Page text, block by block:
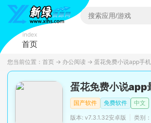
index
首页
您当前位置： 首页 → 办公阅读 → 蛋花免费小说app手
蛋花免费小说app
国产软件 免费软件
中文
版本: v7.3.1.32安卓版
类别